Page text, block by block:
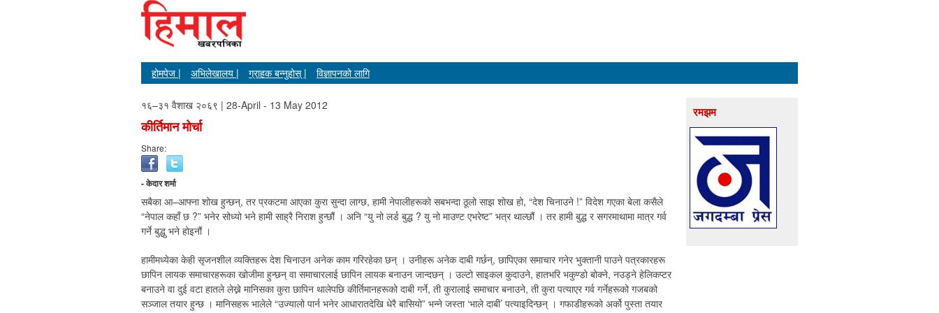
होमपेज | अभिलेखालय | ग्राहक बन्नुहोस् | विज्ञापनको लागि
१६–३१ वैशाख २०६९ | 28-April - 13 May 2012
कीर्तिमान मोर्चा
Share:
- केदार शर्मा
सबैका आ–आफ्ना शोख हुन्छन्, तर प्रकटमा आएका कुरा सुन्दा लाग्छ, हामी नेपालीहरूको सबभन्दा ठूलो साझ शोख हो, “देश चिनाउने !” विदेश गएका बेला कसैले
“नेपाल कहाँ छ ?” भनेर सोध्यो भने हामी साह्रै निराश हुन्छौं । अनि “यु नो लर्ड बुद्ध ? यु नो माउण्ट एभरेष्ट” भत्र थाल्छौं । तर हामी बुद्ध र सगरमाथामा मात्र गर्व
गर्ने बुद्धु भने होइनौं ।
हामीमध्येका केही सृजनशील व्यक्तिहरू देश चिनाउन अनेक काम गरिरहेका छन् । उनीहरू अनेक दाबी गर्छन्, छापिएका समाचार गनेर भुक्तानी पाउने पत्रकारहरू
छापिन लायक समाचारहरूका खोजीमा हुन्छन् वा समाचारलाई छापिन लायक बनाउन जान्दछन् । उल्टो साइकल कुदाउने, हातभरि भकुण्डो बोक्ने, नउड्ने हेलिकप्टर
बनाउने वा दुई वटा हातले लेख्ने मानिसका कुरा छापिन थालेपछि कीर्तिमानहरूको दाबी गर्ने, ती कुरालाई समाचार बनाउने, ती कुरा पत्याएर गर्व गर्नेहरूको गजबको
सञ्जाल तयार हुन्छ । मानिसहरू भालेले “उज्यालो पार्न भनेर आधारातदेखि धेरै बासियो” भन्ने जस्ता ‘भाले दाबी’ पत्याइदिन्छन् । गफाडीहरूको अर्को पुस्ता तयार
रमझम